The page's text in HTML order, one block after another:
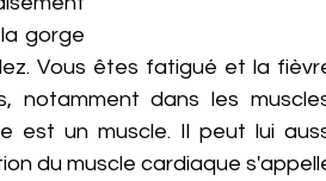
gorge
Vous êtes fatigué et la
notamment dans les
est un muscle. Il peut lui
du muscle cardiaque